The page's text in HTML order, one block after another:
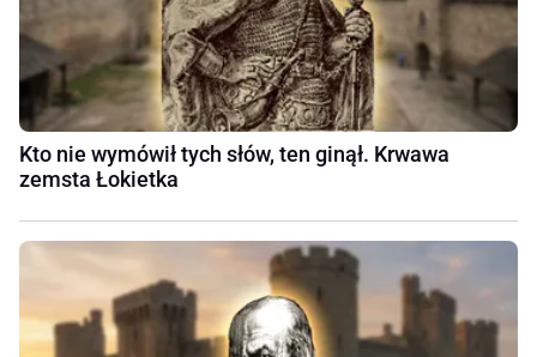
Kto nie wymówił tych słów, ten ginął. Krwawa
zemsta Łokietka